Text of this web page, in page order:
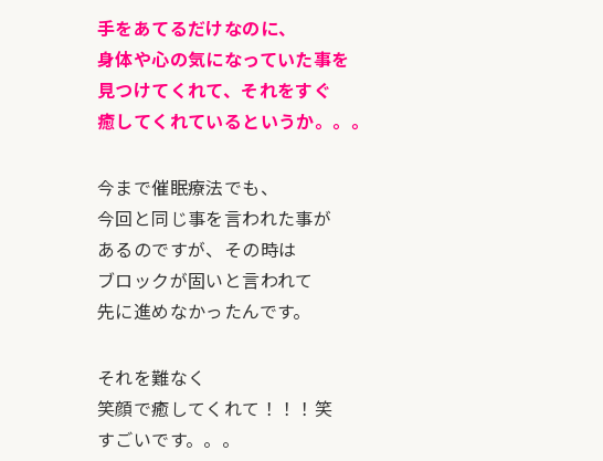
手をあてるだけなのに、
身体や心の気になっていた事を
見つけてくれて、それをすぐ
癒してくれているというか。。。
今まで催眠療法でも、
今回と同じ事を言われた事が
あるのですが、その時は
ブロックが固いと言われて
先に進めなかったんです。
それを難なく
笑顔で癒してくれて！！！笑
すごいです。。。